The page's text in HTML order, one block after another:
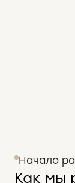
Начало
Как мы